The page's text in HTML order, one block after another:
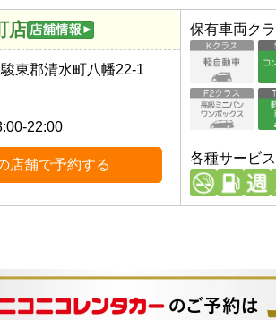
店
東郡清水町八幡22-1
22:00
店舗で予約する
保有車両ク
各種サービス